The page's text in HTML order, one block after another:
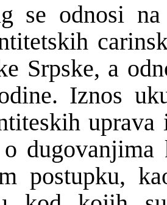
se odnosi
Srpske, a
Iznos
postupku,